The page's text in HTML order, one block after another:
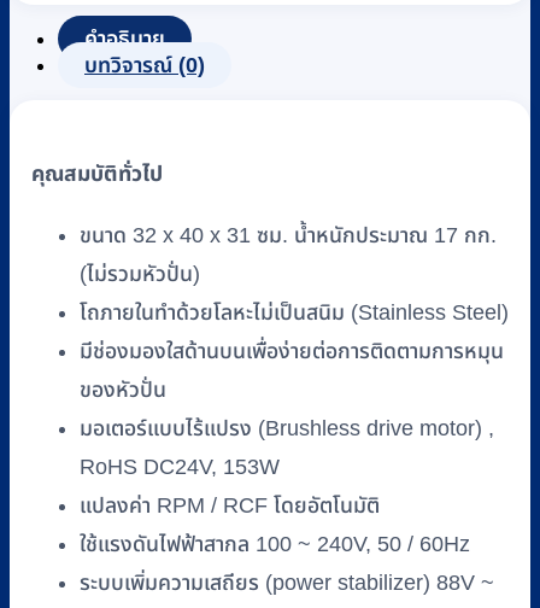
ตก
ตะกอน
ชนิด
(Universal
ยี่ห้อ
PLC-
036H
RM-
UCF01
คำอธิบาย
บทวิจารณ์ (0)
คุณสมบัติทั่วไป
ขนาด 32 x 40 x 31 ซม. น้ำหนักประมาณ 17 กก.
(ไม่รวมหัวปั่น)
โถภายในทำด้วยโลหะไม่เป็นสนิม (Stainless Steel)
มีช่องมองใสด้านบนเพื่อง่ายต่อการติดตามการหมุน
ของหัวปั่น
มอเตอร์แบบไร้แปรง (Brushless drive motor) ,
RoHS DC24V, 153W
แปลงค่า RPM / RCF โดยอัตโนมัติ
ใช้แรงดันไฟฟ้าสากล 100 ~ 240V, 50 / 60Hz
ระบบเพิ่มความเสถียร (power stabilizer) 88V ~